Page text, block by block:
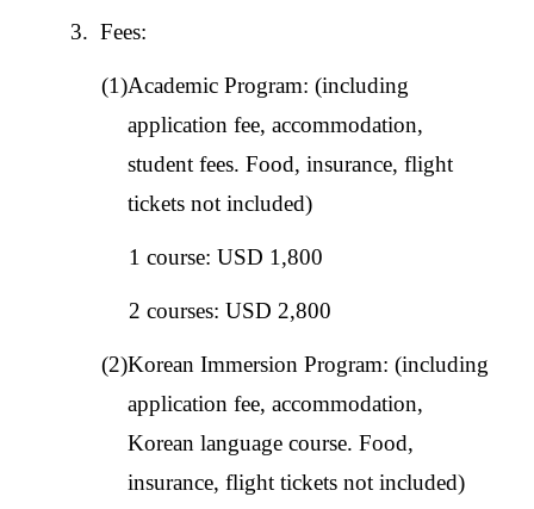
3. Fees:
(1)Academic Program: (including
application fee, accommodation,
student fees. Food, insurance, flight
tickets not included)
1 course: USD 1,800
2 courses: USD 2,800
(2)Korean Immersion Program: (including
application fee, accommodation,
Korean language course. Food,
insurance, flight tickets not included)